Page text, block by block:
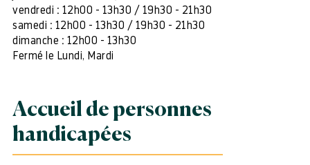
vendredi : 12h00 - 13h30 / 19h30 - 21h30
samedi : 12h00 - 13h30 / 19h30 - 21h30
dimanche : 12h00 - 13h30
Fermé le Lundi, Mardi
Accueil de personnes
handicapées